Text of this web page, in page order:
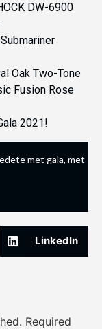
DW-6900
Oak Two-Tone
Fusion Rose
2021!
met gala, met
LinkedIn
Required